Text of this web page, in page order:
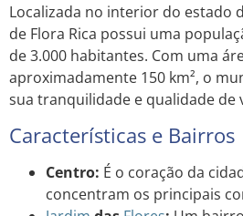
Localizada no interior do estado
de Flora Rica possui uma
de 3.000 habitantes. Com uma
aproximadamente 150 km², o
sua tranquilidade e qualidade de
Características e Bairros
Centro: É o coração da
concentram os principais